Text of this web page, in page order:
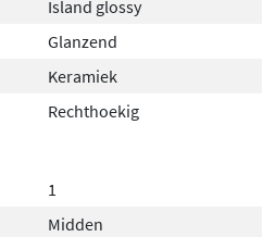
Island glossy
Glanzend
Keramiek
Rechthoekig
1
Midden